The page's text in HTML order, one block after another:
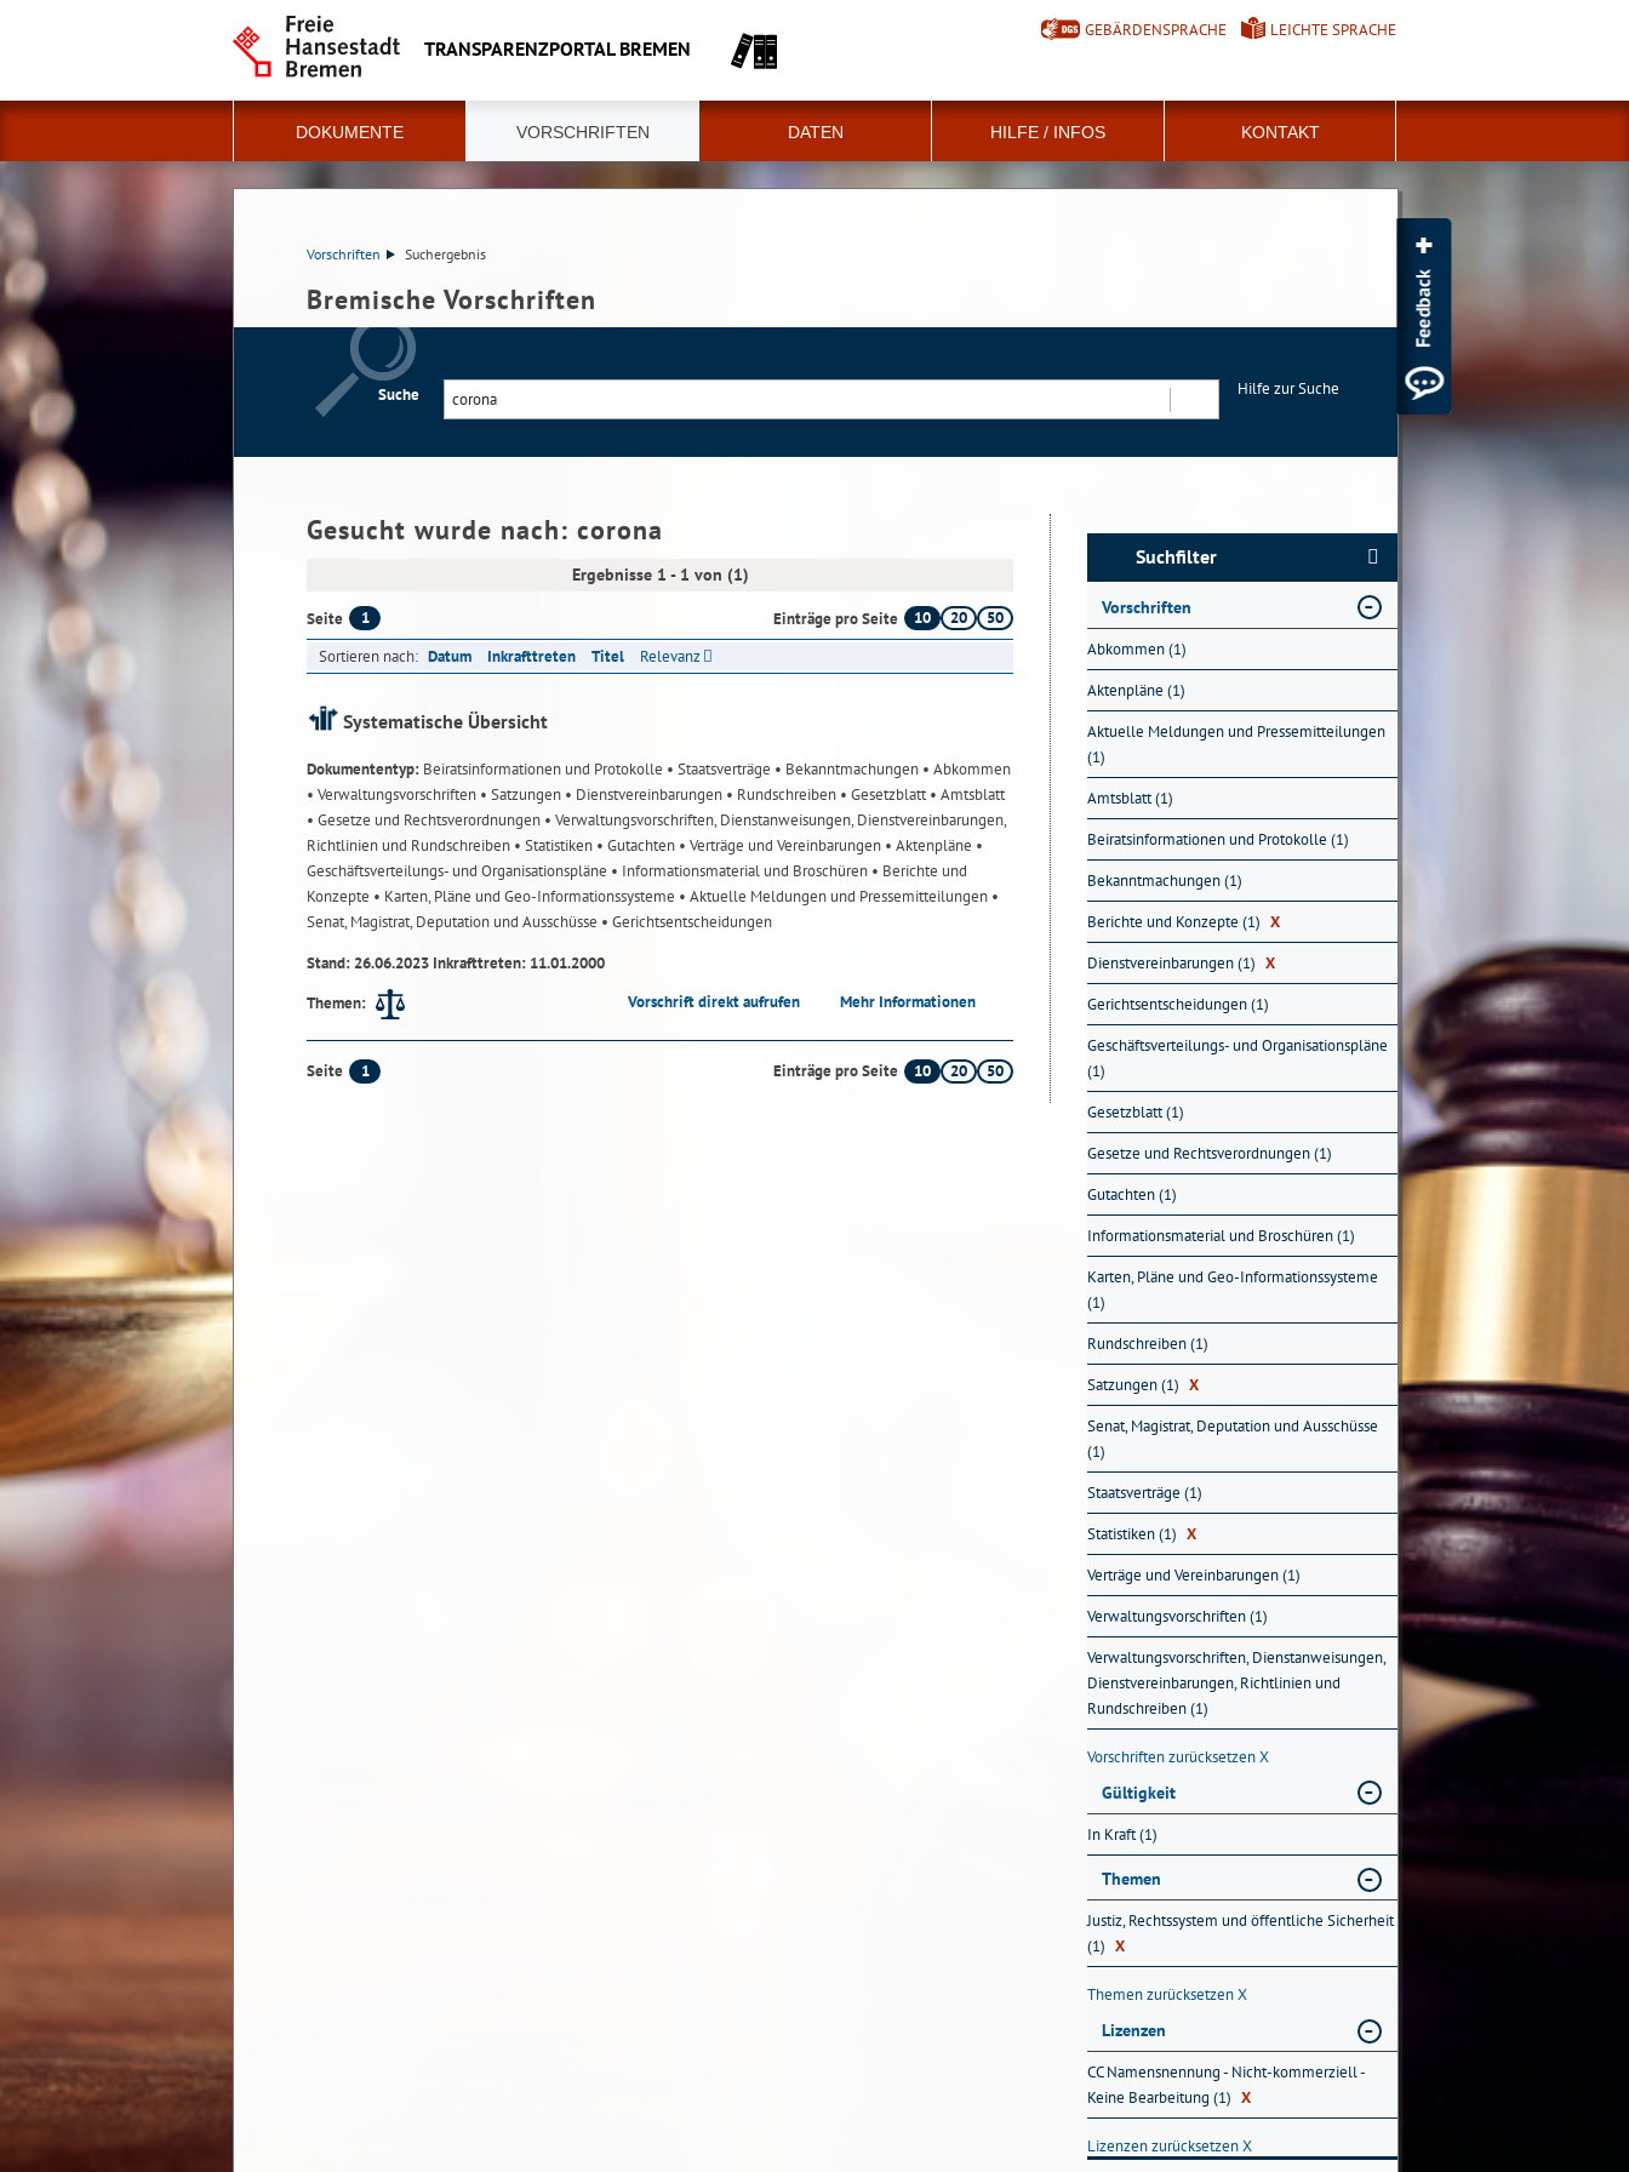
TRANSPARENZPORTAL BREMEN
GEBÄRDENSPRACHE LEICHTE SPRACHE
DOKUMENTE VORSCHRIFTEN DATEN HILFE / INFOS KONTAKT
Vorschriften Suchergebnis
Bremische Vorschriften
Suche
Hilfe zur Suche
Gesucht wurde nach: corona
Ergebnisse 1 - 1 von (1)
Seite 1 Einträge pro Seite 10 20
50
Sortieren nach: Datum Inkrafttreten Titel Relevanz
Systematische Übersicht
Dokumententyp: Beiratsinformationen und Protokolle • Staatsverträge • Bekanntmachungen • Abkommen
• Verwaltungsvorschriften • Satzungen • Dienstvereinbarungen • Rundschreiben • Gesetzblatt• Amtsblatt
• Gesetze und Rechtsverordnungen • Verwaltungsvorschriften, Dienstanweisungen, Dienstvereinbarungen,
Richtlinien und Rundschreiben • Statistiken • Gutachten • Verträge und Vereinbarungen • Aktenpläne •
Geschäftsverteilungs- und Organisationspläne • Informationsmaterial und Broschüren • Berichte und
Konzepte • Karten, Pläne und Geo-Informationssysteme • Aktuelle Meldungen und Pressemitteilungen •
Senat, Magistrat, Deputation und Ausschüsse • Gerichtsentscheidungen
Stand: 26.06.2023 Inkrafttreten: 11.01.2000
Themen:
Vorschrift direkt aufrufen Mehr Informationen
Seite 1 Einträge pro Seite 10 20 50
Suchfilter
Vorschriften
Abkommen (1)
Aktenpläne (1)
Aktuelle Meldungen und Pressemitteilungen
(1)
Amtsblatt (1)
Beiratsinformationen und Protokolle (1)
Bekanntmachungen (1)
Berichte und Konzepte (1) X
Dienstvereinbarungen (1) X
Gerichtsentscheidungen (1)
Geschäftsverteilungs- und Organisationspläne
(1)
Gesetzblatt (1)
Gesetze und Rechtsverordnungen (1)
Gutachten (1)
Informationsmaterial und Broschüren (1)
Karten, Pläne und Geo-Informationssysteme
(1)
Rundschreiben (1)
Satzungen (1) X
Senat, Magistrat, Deputation und Ausschüsse
(1)
Staatsverträge (1)
Statistiken (1) X
Verträge und Vereinbarungen (1)
Verwaltungsvorschriften (1)
Verwaltungsvorschriften, Dienstanweisungen,
Dienstvereinbarungen, Richtlinien und
Rundschreiben (1)
Vorschriften zurücksetzenX
Gültigkeit
In Kraft (1)
Themen
Justiz, Rechtssystem und öffentliche Sicherheit
(1) X
Themen zurücksetzenX
Lizenzen
CC Namensnennung - Nicht-kommerziell -
Keine Bearbeitung (1) X
Lizenzen zurücksetzenX